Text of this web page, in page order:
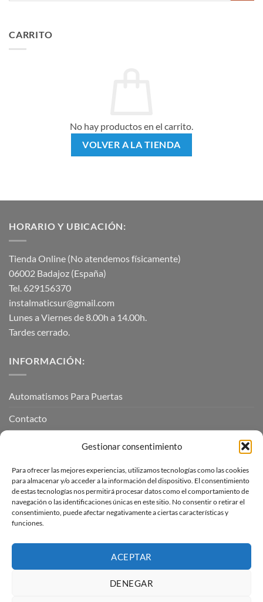
Gestionar consentimiento
Para ofrecer las mejores experiencias, utilizamos tecnologías como las cookies
para almacenar y/o acceder a la información del dispositivo. El consentimiento
de estas tecnologías nos permitirá procesar datos como el comportamiento de
navegación o las identificaciones únicas en este sitio. No consentir o retirar el
consentimiento, puede afectar negativamente a ciertas características y
funciones.
ACEPTAR
DENEGAR
CARRITO
No hay productos en el carrito.
VOLVER A LA TIENDA
HORARIO Y UBICACIÓN:
Tienda Online (No atendemos físicamente)
06002 Badajoz (España)
Tel. 629156370
instalmaticsur@gmail.com
Lunes a Viernes de 8.00h a 14.00h.
Tardes cerrado.
INFORMACIÓN:
Automatismos Para Puertas
Contacto
INFORMACIÓN LEGAL
Aviso Legal